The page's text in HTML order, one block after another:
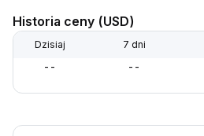
Historia ceny (USD)
Dzisiaj 7 dni
-- --